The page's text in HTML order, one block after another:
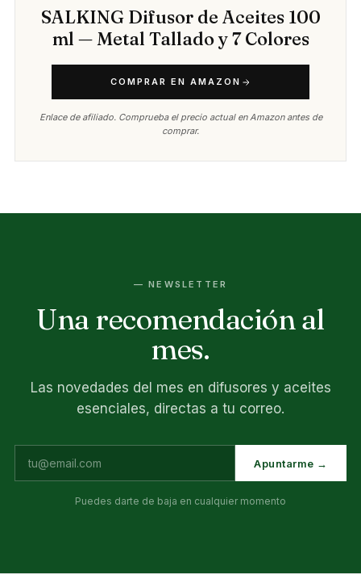
SALKING Difusor de Aceites 100
ml — Metal Tallado y 7 Colores
COMPRAR EN AMAZON
Enlace de afiliado. Comprueba el precio actual en Amazon antes de
comprar.
— NEWSLETTER
Una recomendación al
mes.
Las novedades del mes en difusores y aceites
esenciales, directas a tu correo.
Apuntarme →
Puedes darte de baja en cualquier momento